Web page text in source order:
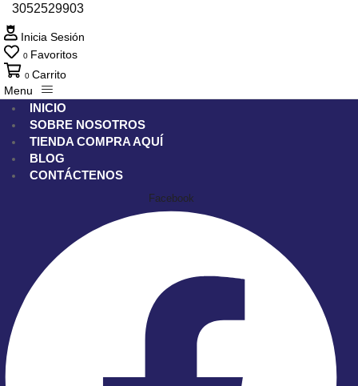
3052529903
Inicia Sesión
0 Favoritos
0 Carrito
Menu
INICIO
SOBRE NOSOTROS
TIENDA COMPRA AQUÍ
BLOG
CONTÁCTENOS
Facebook